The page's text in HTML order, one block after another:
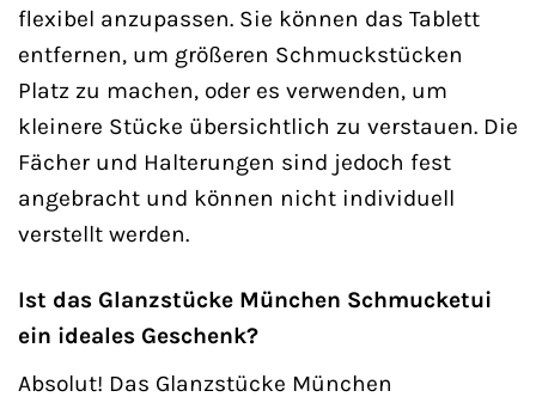
flexibel anzupassen. Sie können das Tablett
entfernen, um größeren Schmuckstücken
Platz zu machen, oder es verwenden, um
kleinere Stücke übersichtlich zu verstauen. Die
Fächer und Halterungen sind jedoch fest
angebracht und können nicht individuell
verstellt werden.
Ist das Glanzstücke München Schmucketui
ein ideales Geschenk?
Absolut! Das Glanzstücke München